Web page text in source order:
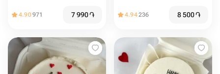
4.90971 7 990֏ 4.94236 8 500֏